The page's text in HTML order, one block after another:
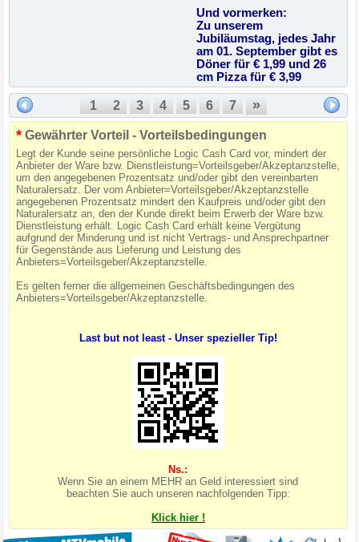
Und vormerken:
Zu unserem
Jubiläumstag, jedes Jahr
am 01. September gibt es
Döner für € 1,99 und 26
cm Pizza für € 3,99
1 2 3 4 5 6 7
»
* Gewährter Vorteil - Vorteilsbedingungen
Legt der Kunde seine persönliche Logic Cash Card vor, mindert der
Anbieter der Ware bzw. Dienstleistung=Vorteilsgeber/Akzeptanzstelle,
um den angegebenen Prozentsatz und/oder gibt den vereinbarten
Naturalersatz. Der vom Anbieter=Vorteilsgeber/Akzeptanzstelle
angegebenen Prozentsatz mindert den Kaufpreis und/oder gibt den
Naturalersatz an, den der Kunde direkt beim Erwerb der Ware bzw.
Dienstleistung erhält. Logic Cash Card erhält keine Vergütung
aufgrund der Minderung und ist nicht Vertrags- und Ansprechpartner
für Gegenstände aus Lieferung und Leistung des
Anbieters=Vorteilsgeber/Akzeptanzstelle.
Es gelten ferner die allgemeinen Geschäftsbedingungen des
Anbieters=Vorteilsgeber/Akzeptanzstelle.
Last but not least - Unser spezieller Tip!
Ns.:
Wenn Sie an einem MEHR an Geld interessiert sind
beachten Sie auch unseren nachfolgenden Tipp:
Klick hier !